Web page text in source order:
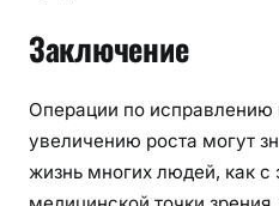
Заключение
Операции по исправлению
увеличению роста могут
жизнь многих людей, как с